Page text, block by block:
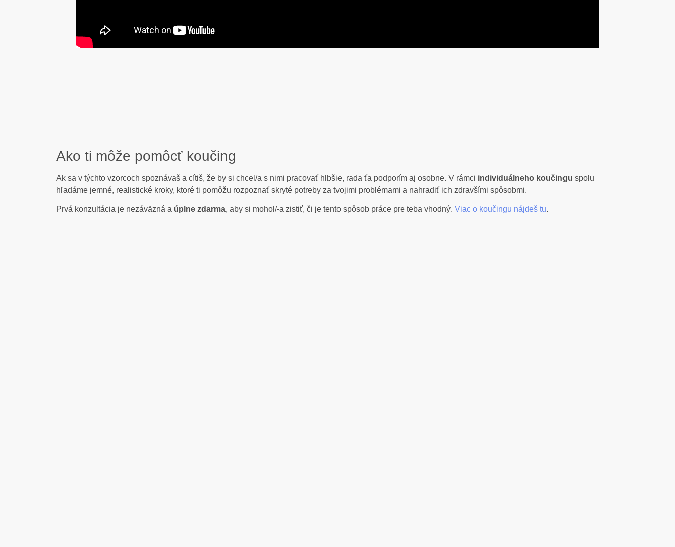
Ako ti môže pomôcť koučing
Ak sa v týchto vzorcoch spoznávaš a cítiš, že by si chcel/a s nimi pracovať hlbšie, rada ťa podporím aj osobne. V rámci individuálneho koučingu spolu
hľadáme jemné, realistické kroky, ktoré ti pomôžu rozpoznať skryté potreby za tvojimi problémami a nahradiť ich zdravšími spôsobmi.
Prvá konzultácia je nezáväzná a úplne zdarma, aby si mohol/-a zistiť, či je tento spôsob práce pre teba vhodný. Viac o koučingu nájdeš tu.